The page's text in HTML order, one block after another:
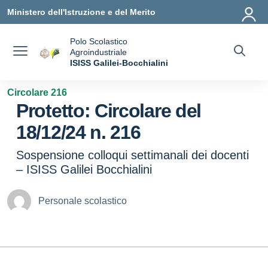
Vai ai contenuti
Vai al menu di navigazione
Vai al footer
Ministero dell'Istruzione e del Merito
Polo Scolastico
Agroindustriale
ISISS Galilei-Bocchialini
Circolare 216
Protetto: Circolare del
18/12/24 n. 216
Sospensione colloqui settimanali dei docenti
– ISISS Galilei Bocchialini
Personale scolastico